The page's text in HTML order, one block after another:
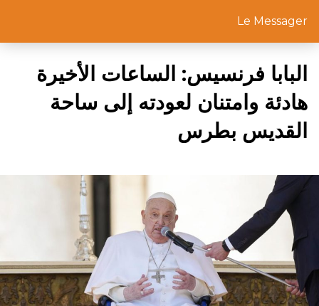
Le Messager
البابا فرنسيس: الساعات الأخيرة
هادئة وامتنان لعودته إلى ساحة
القديس بطرس